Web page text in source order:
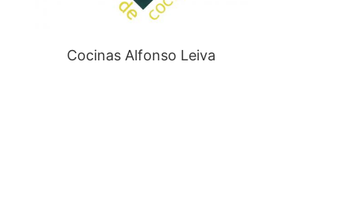
Cocinas Alfonso Leiva